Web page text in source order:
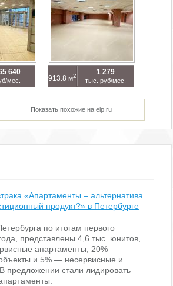
640
мес. 913.8 м2 1 279
тыс. руб/мес.
Показать похожие на eip.ru
«Апартаменты – альтернатива
продукт?» в Петербурге
по итогам первого
представлены 4,6 тыс. юнитов,
апартаменты, 20% —
и 5% — несервисные и
предложении стали лидировать